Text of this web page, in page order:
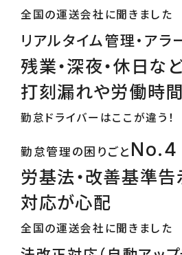
全国の運送会社に聞きました
リアルタイム管理・アラ
残業・深夜・休日な
打刻漏れや労働時
勤怠ドライバーはここが違う！
勤怠管理の困りごと No.4
労基法・改善基準告
対応が心配
全国の運送会社に聞きました